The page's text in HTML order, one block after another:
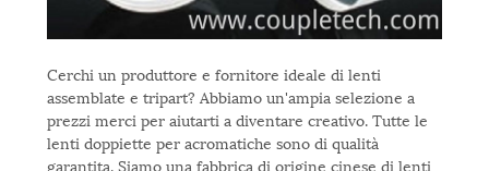
Cerchi un produttore e fornitore ideale di lenti
assemblate e tripart? Abbiamo un'ampia selezione a
prezzi merci per aiutarti a diventare creativo. Tutte le
lenti doppiette per acromatiche sono di qualità
garantita. Siamo una fabbrica di origine cinese di lenti